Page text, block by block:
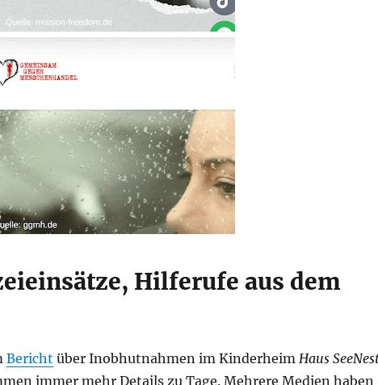
Hilferufe aus dem
Bericht über Inobhutnahmen im Kinderheim Haus
immer mehr Details zu Tage. Mehrere Medien haben